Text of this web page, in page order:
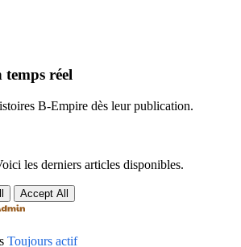
temps réel
B-Empire dès leur publication.
les derniers articles disponibles.
Accept All
Toujours actif